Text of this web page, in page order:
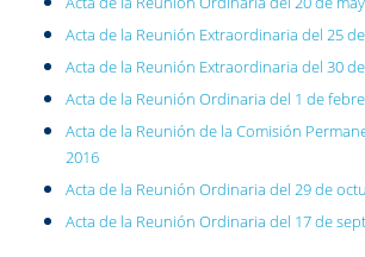
Acta de la Reunión Extraordinaria del 25
Acta de la Reunión Extraordinaria del 30
Acta de la Reunión Ordinaria del 1 de
Acta de la Reunión de la Comisión
2016
Acta de la Reunión Ordinaria del 29 de
Acta de la Reunión Ordinaria del 17 de